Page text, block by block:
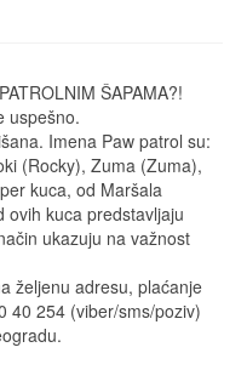
ŠAPAMA?!
uspešno.
Imena Paw patrol su:
(Rocky), Zuma (Zuma),
kuca, od Maršala
ovih kuca predstavljaju
ukazuju na važnost
željenu adresu, plaćanje
40 254 (viber/sms/poziv)